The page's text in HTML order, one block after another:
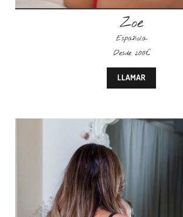
Zoe
Española
Desde 200€
LLAMAR